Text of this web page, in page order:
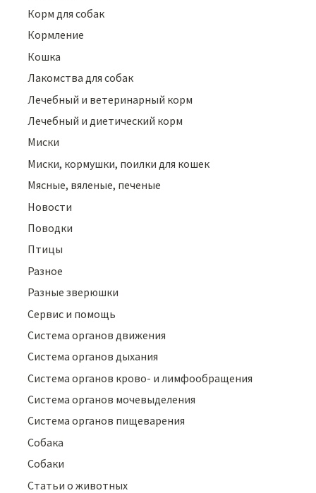
Корм для собак
Кормление
Кошка
Лакомства для собак
Лечебный и ветеринарный корм
Лечебный и диетический корм
Миски
Миски, кормушки, поилки для кошек
Мясные, вяленые, печеные
Новости
Поводки
Птицы
Разное
Разные зверюшки
Сервис и помощь
Система органов движения
Система органов дыхания
Система органов крово- и лимфообращения
Система органов мочевыделения
Система органов пищеварения
Собака
Собаки
Статьи о животных